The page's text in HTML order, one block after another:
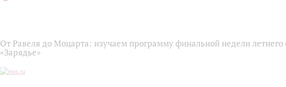
От Равеля до Моцарта: изучаем программу финальной недели летнего
«Зарядье»